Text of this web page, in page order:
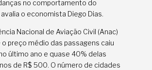
no comportamento do
o economista Diego Dias.
Nacional de Aviação Civil (Anac)
preço médio das passagens caiu
último ano e quase 40% delas
de R$ 500. O número de cidades